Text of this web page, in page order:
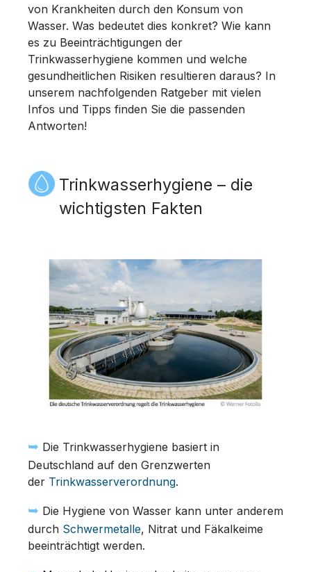
von Krankheiten durch den Konsum von
Wasser. Was bedeutet dies konkret? Wie kann
es zu Beeinträchtigungen der
Trinkwasserhygiene kommen und welche
gesundheitlichen Risiken resultieren daraus? In
unserem nachfolgenden Ratgeber mit vielen
Infos und Tipps finden Sie die passenden
Antworten!
Trinkwasserhygiene – die
wichtigsten Fakten
➥ Die Trinkwasserhygiene basiert in
Deutschland auf den Grenzwerten
der Trinkwasserverordnung.
➥ Die Hygiene von Wasser kann unter anderem
durch Schwermetalle, Nitrat und Fäkalkeime
beeinträchtigt werden.